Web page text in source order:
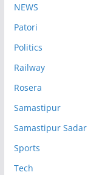
NEWS
Patori
Politics
Railway
Rosera
Samastipur
Samastipur Sadar
Sports
Tech